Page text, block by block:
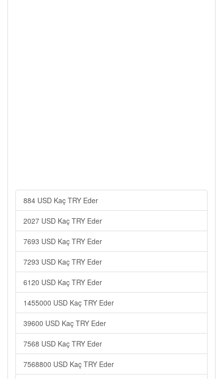
884 USD Kaç TRY Eder
2027 USD Kaç TRY Eder
7693 USD Kaç TRY Eder
7293 USD Kaç TRY Eder
6120 USD Kaç TRY Eder
1455000 USD Kaç TRY Eder
39600 USD Kaç TRY Eder
7568 USD Kaç TRY Eder
7568800 USD Kaç TRY Eder